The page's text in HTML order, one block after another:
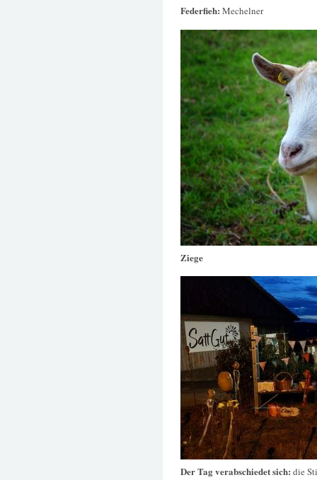
Federfieh: Mechelner
Ziege
Der Tag verabschiedet sich: die